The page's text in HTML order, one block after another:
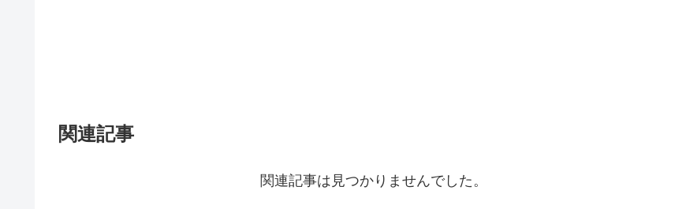
関連記事
関連記事は見つかりませんでした。